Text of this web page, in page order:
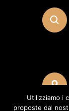
Utilizziamo i
proposte dal